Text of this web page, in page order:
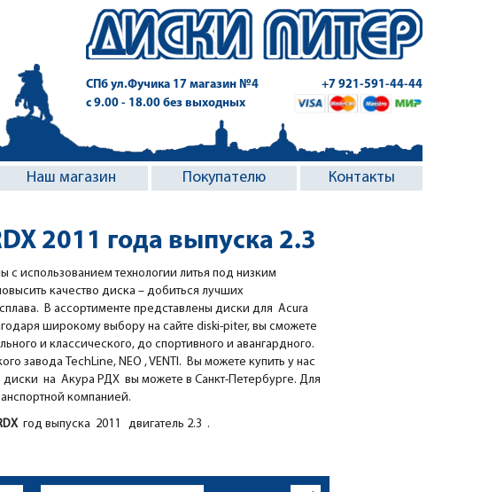
СПб ул.Фучика 17магазин №4
+7 921-591-44-44
с 9.00 - 18.00 без выходных
Наш магазин Покупателю Контакты
2011 года выпуска 2.3
с использованием технологии литья под низким
качество диска – добиться лучших
В ассортименте представлены диски для Acura
широкому выбору на сайте diski-piter, вы сможете
и классического, до спортивного и авангардного.
завода TechLine, NEO , VENTI. Вы можете купить у нас
диски на Акура РДХ вы можете в Санкт-Петербурге. Для
компанией.
год выпуска 2011 двигатель 2.3 .